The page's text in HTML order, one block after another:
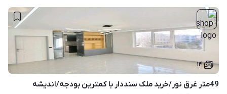
۱۴
49متر غرق نور/خرید ملک سنددار با کمترین بودجه/اندیشه